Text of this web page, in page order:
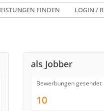
FINDEN LOGIN /
als Jobber
Bewerbungen gesendet
10